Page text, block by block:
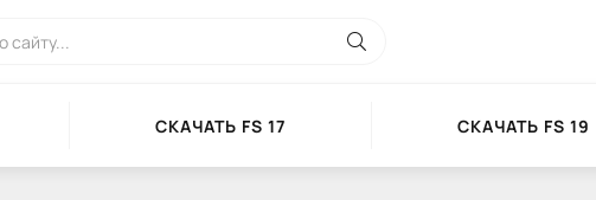
СКАЧАТЬ FS 17 СКАЧАТЬ FS 19